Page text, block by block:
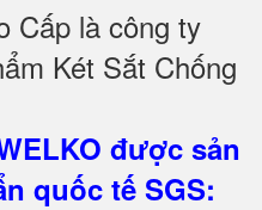
Cấp là công ty
Két Sắt Chống
được sản
quốc tế SGS: